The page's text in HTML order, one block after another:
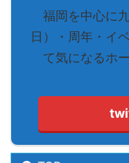
福岡を中心に
日）・周年・イ
て気になるホ